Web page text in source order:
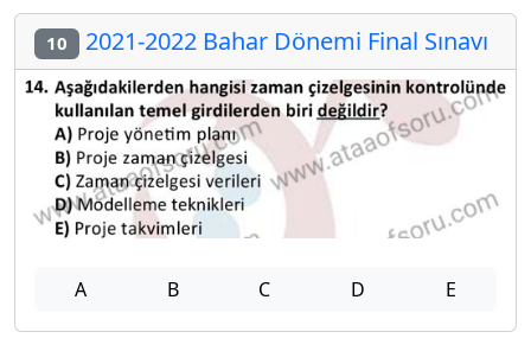
10 2021-2022 Bahar Dönemi Final Sınavı
A B C D E